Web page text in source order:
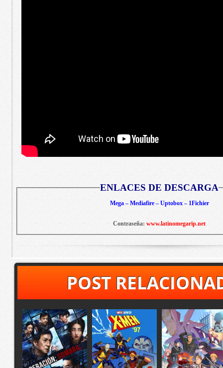
ENLACES DE DESCARGA
Mega – Mediafire – Uptobox – 1Fichier
Contraseña: www.latinomegarip.net
POST